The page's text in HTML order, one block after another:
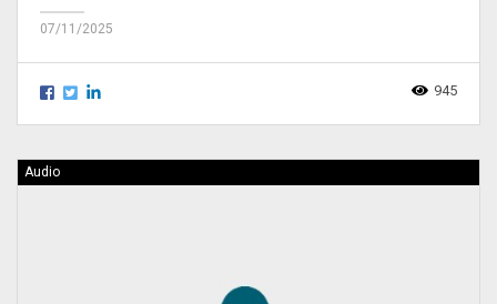
07/11/2025
945
Audio